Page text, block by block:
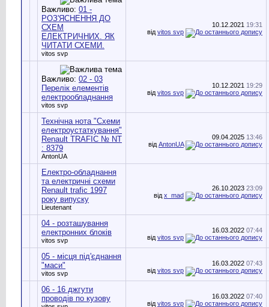
Важливо: 01 -
РОЗ'ЯСНЕННЯ ДО
СХЕМ
ЕЛЕКТРИЧНИХ. ЯК
ЧИТАТИ СХЕМИ.
vitos svp
10.12.2021 19:31
від vitos svp
Важливо: 02 - 03
Перелік елементів
електрообладнання
vitos svp
10.12.2021 19:29
від vitos svp
Технічна нота "Схеми
електроустаткування"
Renault TRAFIC № NT
: 8379
AntonUA
09.04.2025 13:46
від AntonUA
Електро-обладнання
та електричні схеми
Renault trafic 1997
року випуску
Lieutenant
26.10.2023 23:09
від x_mad
04 - розташування
електронних блоків
vitos svp
16.03.2022 07:44
від vitos svp
05 - місця під'єднання
"маси"
vitos svp
16.03.2022 07:43
від vitos svp
06 - 16 джгути
проводів по кузову
16.03.2022 07:40
від vitos svp